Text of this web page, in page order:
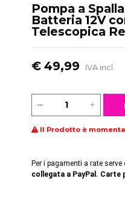
Pompa a
Batteria 12V
Telescopica
€ 49,99 IVA incl.
Il Prodotto è
Per i pagamenti a rate serve
collegata a PayPal.